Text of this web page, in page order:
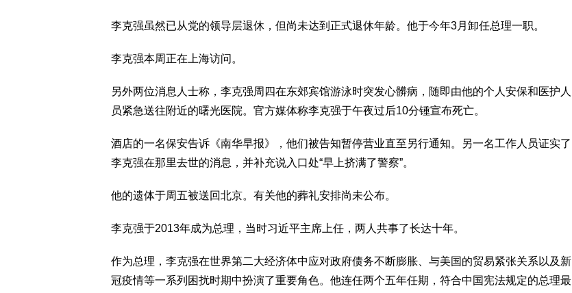
李克强虽然已从党的领导层退休，但尚未达到正式退休年龄。他于今年3月卸任总理一职。
李克强本周正在上海访问。
另外两位消息人士称，李克强周四在东郊宾馆游泳时突发心髒病，随即由他的个人安保和医护人
员紧急送往附近的曙光医院。官方媒体称李克强于午夜过后10分锺宣布死亡。
酒店的一名保安告诉《南华早报》，他们被告知暂停营业直至另行通知。另一名工作人员证实了
李克强在那里去世的消息，并补充说入口处“早上挤满了警察”。
他的遗体于周五被送回北京。有关他的葬礼安排尚未公布。
李克强于2013年成为总理，当时习近平主席上任，两人共事了长达十年。
作为总理，李克强在世界第二大经济体中应对政府债务不断膨胀、与美国的贸易紧张关系以及新
冠疫情等一系列困扰时期中扮演了重要角色。他连任两个五年任期，符合中国宪法规定的总理最